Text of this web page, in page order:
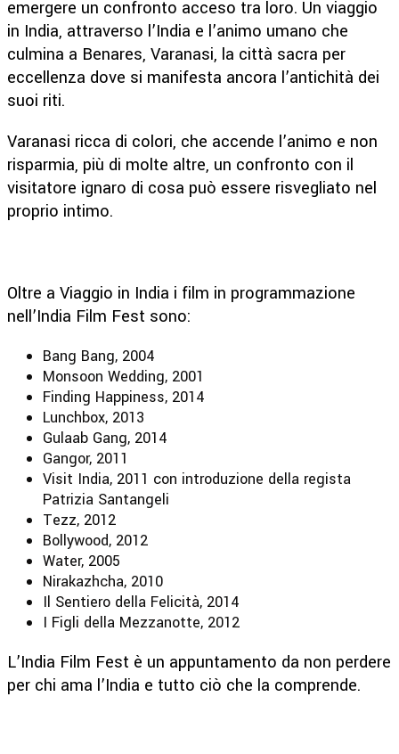
emergere un confronto acceso tra loro. Un viaggio
in India, attraverso l’India e l’animo umano che
culmina a Benares, Varanasi, la città sacra per
eccellenza dove si manifesta ancora l’antichità dei
suoi riti.
Varanasi ricca di colori, che accende l’animo e non
risparmia, più di molte altre, un confronto con il
visitatore ignaro di cosa può essere risvegliato nel
proprio intimo.
Oltre a Viaggio in India i film in programmazione
nell’India Film Fest sono:
Bang Bang, 2004
Monsoon Wedding, 2001
Finding Happiness, 2014
Lunchbox, 2013
Gulaab Gang, 2014
Gangor, 2011
Visit India, 2011 con introduzione della regista
Patrizia Santangeli
Tezz, 2012
Bollywood, 2012
Water, 2005
Nirakazhcha, 2010
Il Sentiero della Felicità, 2014
I Figli della Mezzanotte, 2012
L’India Film Fest è un appuntamento da non perdere
per chi ama l’India e tutto ciò che la comprende.